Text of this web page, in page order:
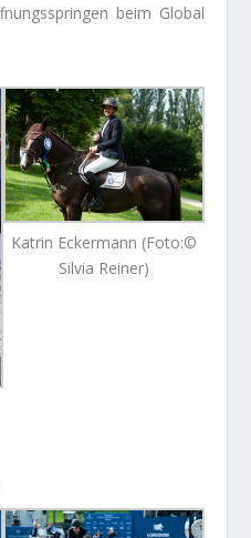
beim Global
Katrin Eckermann (Foto:©
Silvia Reiner)